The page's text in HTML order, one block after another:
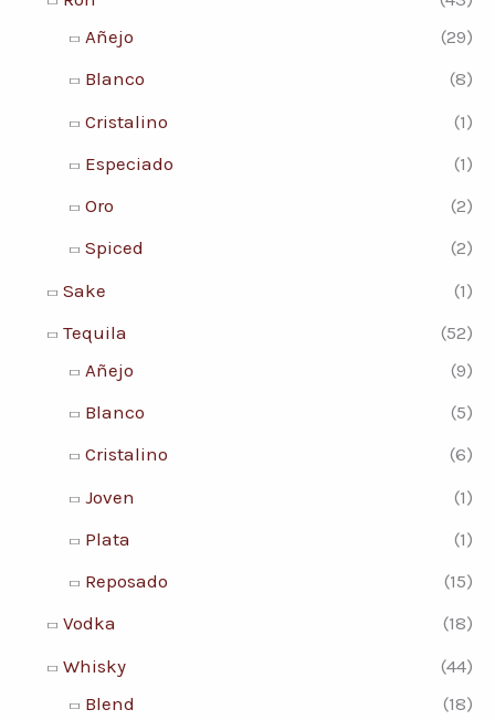
Añejo
(29)
Blanco
(8)
Cristalino
(1)
Especiado
(1)
Oro
(2)
Spiced
(2)
Sake
(1)
Tequila
(52)
Añejo
(9)
Blanco
(5)
Cristalino
(6)
Joven
(1)
Plata
(1)
Reposado
(15)
Vodka
(18)
Whisky
(44)
Blend
(18)